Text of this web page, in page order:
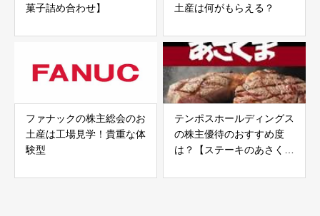
菓子詰め合わせ】
土産は何がもらえる？
ファナックの株主総会のお
土産は工場見学！貴重な体
験型
テンポスホールディングス
の株主優待のおすすめ度
は？【ステーキのあさくま